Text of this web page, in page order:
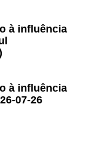
à influência
à influência
07-26